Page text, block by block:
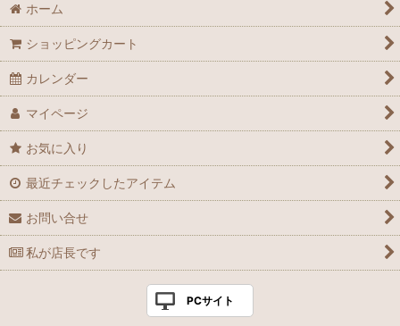
ホーム
ショッピングカート
カレンダー
マイページ
お気に入り
最近チェックしたアイテム
お問い合せ
私が店長です
PCサイト